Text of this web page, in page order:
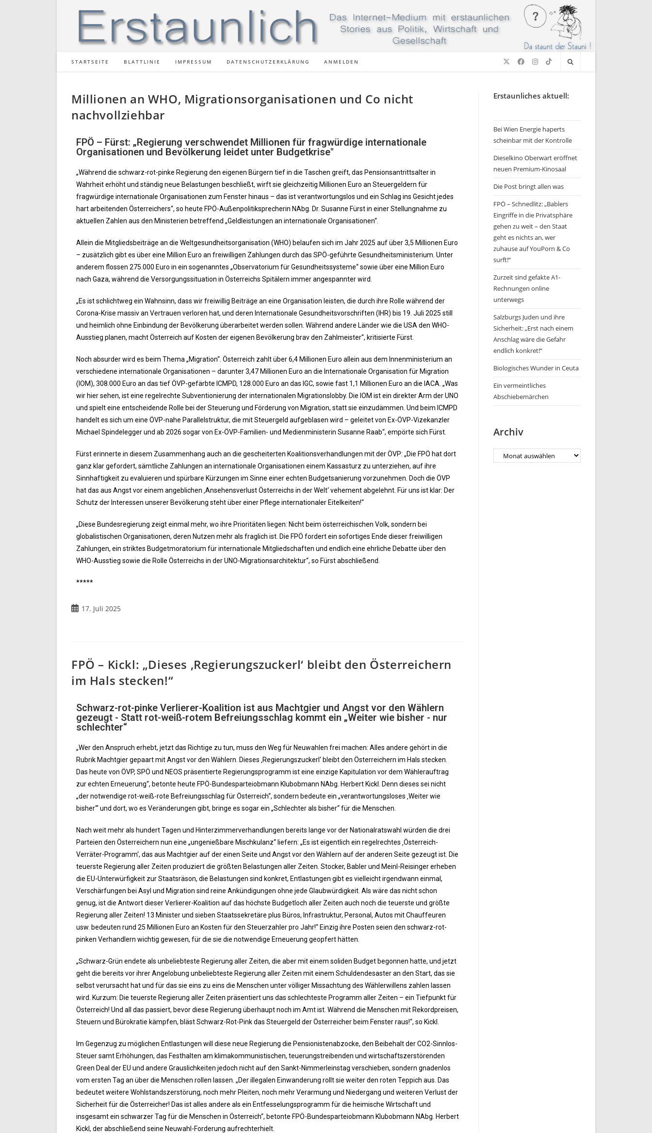
STARTSEITE BLATTLINIE IMPRESSUM DATENSCHUTZERKLÄRUNG ANMELDEN
Millionen an WHO, Migrationsorganisationen und Co nicht
nachvollziehbar
FPÖ – Fürst: „Regierung verschwendet Millionen für fragwürdige internationale
Organisationen und Bevölkerung leidet unter Budgetkrise"
„Während die schwarz-rot-pinke Regierung den eigenen Bürgern tief in die Taschen greift, das Pensionsantrittsalter in
Wahrheit erhöht und ständig neue Belastungen beschließt, wirft sie gleichzeitig Millionen Euro an Steuergeldern für
fragwürdige internationale Organisationen zum Fenster hinaus – das ist verantwortungslos und ein Schlag ins Gesicht jedes
hart arbeitenden Österreichers“, so heute FPÖ-Außenpolitiksprecherin NAbg. Dr. Susanne Fürst in einer Stellungnahme zu
aktuellen Zahlen aus den Ministerien betreffend „Geldleistungen an internationale Organisationen“.
Allein die Mitgliedsbeiträge an die Weltgesundheitsorganisation (WHO) belaufen sich im Jahr 2025 auf über 3,5 Millionen Euro
– zusätzlich gibt es über eine Million Euro an freiwilligen Zahlungen durch das SPÖ-geführte Gesundheitsministerium. Unter
anderem flossen 275.000 Euro in ein sogenanntes „Observatorium für Gesundheitssysteme“ sowie über eine Million Euro
nach Gaza, während die Versorgungssituation in Österreichs Spitälern immer angespannter wird.
„Es ist schlichtweg ein Wahnsinn, dass wir freiwillig Beiträge an eine Organisation leisten, die durch ihre Rolle während der
Corona-Krise massiv an Vertrauen verloren hat, und deren Internationale Gesundheitsvorschriften (IHR) bis 19. Juli 2025 still
und heimlich ohne Einbindung der Bevölkerung überarbeitet werden sollen. Während andere Länder wie die USA den WHO-
Ausstieg planen, macht Österreich auf Kosten der eigenen Bevölkerung brav den Zahlmeister“, kritisierte Fürst.
Noch absurder wird es beim Thema „Migration“. Österreich zahlt über 6,4 Millionen Euro allein aus dem Innenministerium an
verschiedene internationale Organisationen – darunter 3,47 Millionen Euro an die Internationale Organisation für Migration
(IOM), 308.000 Euro an das tief ÖVP-gefärbte ICMPD, 128.000 Euro an das IGC, sowie fast 1,1 Millionen Euro an die IACA. „Was
wir hier sehen, ist eine regelrechte Subventionierung der internationalen Migrationslobby. Die IOM ist ein direkter Arm der UNO
und spielt eine entscheidende Rolle bei der Steuerung und Förderung von Migration, statt sie einzudämmen. Und beim ICMPD
handelt es sich um eine ÖVP-nahe Parallelstruktur, die mit Steuergeld aufgeblasen wird – geleitet von Ex-ÖVP-Vizekanzler
Michael Spindelegger und ab 2026 sogar von Ex-ÖVP-Familien- und Medienministerin Susanne Raab“, empörte sich Fürst.
Fürst erinnerte in diesem Zusammenhang auch an die gescheiterten Koalitionsverhandlungen mit der ÖVP: „Die FPÖ hat dort
ganz klar gefordert, sämtliche Zahlungen an internationale Organisationen einem Kassasturz zu unterziehen, auf ihre
Sinnhaftigkeit zu evaluieren und spürbare Kürzungen im Sinne einer echten Budgetsanierung vorzunehmen. Doch die ÖVP
hat das aus Angst vor einem angeblichen ‚Ansehensverlust Österreichs in der Welt‘ vehement abgelehnt. Für uns ist klar: Der
Schutz der Interessen unserer Bevölkerung steht über einer Pflege internationaler Eitelkeiten!“
„Diese Bundesregierung zeigt einmal mehr, wo ihre Prioritäten liegen: Nicht beim österreichischen Volk, sondern bei
globalistischen Organisationen, deren Nutzen mehr als fraglich ist. Die FPÖ fordert ein sofortiges Ende dieser freiwilligen
Zahlungen, ein striktes Budgetmoratorium für internationale Mitgliedschaften und endlich eine ehrliche Debatte über den
WHO-Ausstieg sowie die Rolle Österreichs in der UNO-Migrationsarchitektur“, so Fürst abschließend.
*****
17. Juli 2025
FPÖ – Kickl: „Dieses ‚Regierungszuckerl‘ bleibt den Österreichern
im Hals stecken!“
Schwarz-rot-pinke Verlierer-Koalition ist aus Machtgier und Angst vor den Wählern
gezeugt - Statt rot-weiß-rotem Befreiungsschlag kommt ein „Weiter wie bisher - nur
schlechter“
„Wer den Anspruch erhebt, jetzt das Richtige zu tun, muss den Weg für Neuwahlen frei machen: Alles andere gehört in die
Rubrik Machtgier gepaart mit Angst vor den Wählern. Dieses ‚Regierungszuckerl‘ bleibt den Österreichern im Hals stecken.
Das heute von ÖVP, SPÖ und NEOS präsentierte Regierungsprogramm ist eine einzige Kapitulation vor dem Wählerauftrag
zur echten Erneuerung“, betonte heute FPÖ-Bundesparteiobmann Klubobmann NAbg. Herbert Kickl. Denn dieses sei nicht
„der notwendige rot-weiß-rote Befreiungsschlag für Österreich“, sondern bedeute ein „verantwortungsloses ‚Weiter wie
bisher‘“ und dort, wo es Veränderungen gibt, bringe es sogar ein „Schlechter als bisher“ für die Menschen.
Nach weit mehr als hundert Tagen und Hinterzimmerverhandlungen bereits lange vor der Nationalratswahl würden die drei
Parteien den Österreichern nun eine „ungenießbare Mischkulanz“ liefern: „Es ist eigentlich ein regelrechtes ‚Österreich-
Verräter-Programm‘, das aus Machtgier auf der einen Seite und Angst vor den Wählern auf der anderen Seite gezeugt ist. Die
teuerste Regierung aller Zeiten produziert die größten Belastungen aller Zeiten. Stocker, Babler und Meinl-Reisinger erheben
die EU-Unterwürfigkeit zur Staatsräson, die Belastungen sind konkret, Entlastungen gibt es vielleicht irgendwann einmal,
Verschärfungen bei Asyl und Migration sind reine Ankündigungen ohne jede Glaubwürdigkeit. Als wäre das nicht schon
genug, ist die Antwort dieser Verlierer-Koalition auf das höchste Budgetloch aller Zeiten auch noch die teuerste und größte
Regierung aller Zeiten! 13 Minister und sieben Staatssekretäre plus Büros, Infrastruktur, Personal, Autos mit Chauffeuren
usw. bedeuten rund 25 Millionen Euro an Kosten für den Steuerzahler pro Jahr!“ Einzig ihre Posten seien den schwarz-rot-
pinken Verhandlern wichtig gewesen, für die sie die notwendige Erneuerung geopfert hätten.
„Schwarz-Grün endete als unbeliebteste Regierung aller Zeiten, die aber mit einem soliden Budget begonnen hatte, und jetzt
geht die bereits vor ihrer Angelobung unbeliebteste Regierung aller Zeiten mit einem Schuldendesaster an den Start, das sie
selbst verursacht hat und für das sie eins zu eins die Menschen unter völliger Missachtung des Wählerwillens zahlen lassen
wird. Kurzum: Die teuerste Regierung aller Zeiten präsentiert uns das schlechteste Programm aller Zeiten – ein Tiefpunkt für
Österreich! Und all das passiert, bevor diese Regierung überhaupt noch im Amt ist. Während die Menschen mit Rekordpreisen,
Steuern und Bürokratie kämpfen, bläst Schwarz-Rot-Pink das Steuergeld der Österreicher beim Fenster raus!“, so Kickl.
Im Gegenzug zu möglichen Entlastungen will diese neue Regierung die Pensionistenabzocke, den Beibehalt der CO2-Sinnlos-
Steuer samt Erhöhungen, das Festhalten am klimakommunistischen, teuerungstreibenden und wirtschaftszerstörenden
Green Deal der EU und andere Grauslichkeiten jedoch nicht auf den Sankt-Nimmerleinstag verschieben, sondern gnadenlos
vom ersten Tag an über die Menschen rollen lassen. „Der illegalen Einwanderung rollt sie weiter den roten Teppich aus. Das
bedeutet weitere Wohlstandszerstörung, noch mehr Pleiten, noch mehr Verarmung und Niedergang und weiteren Verlust der
Sicherheit für die Österreicher! Das ist alles andere als ein Entfesselungsprogramm für die heimische Wirtschaft und
insgesamt ein schwarzer Tag für die Menschen in Österreich“, betonte FPÖ-Bundesparteiobmann Klubobmann NAbg. Herbert
Kickl, der abschließend seine Neuwahl-Forderung aufrechterhielt.
Erstaunliches aktuell:
Bei Wien Energie haperts
scheinbar mit der Kontrolle
Dieselkino Oberwart eröffnet
neuen Premium-Kinosaal
Die Post bringt allen was
FPÖ – Schnedlitz: „Bablers
Eingriffe in die Privatsphäre
gehen zu weit – den Staat
geht es nichts an, wer
zuhause auf YouPorn & Co
surft!“
Zurzeit sind gefakte A1-
Rechnungen online
unterwegs
Salzburgs Juden und ihre
Sicherheit: „Erst nach einem
Anschlag wäre die Gefahr
endlich konkret!“
Biologisches Wunder in Ceuta
Ein vermeintliches
Abschiebemärchen
Archiv